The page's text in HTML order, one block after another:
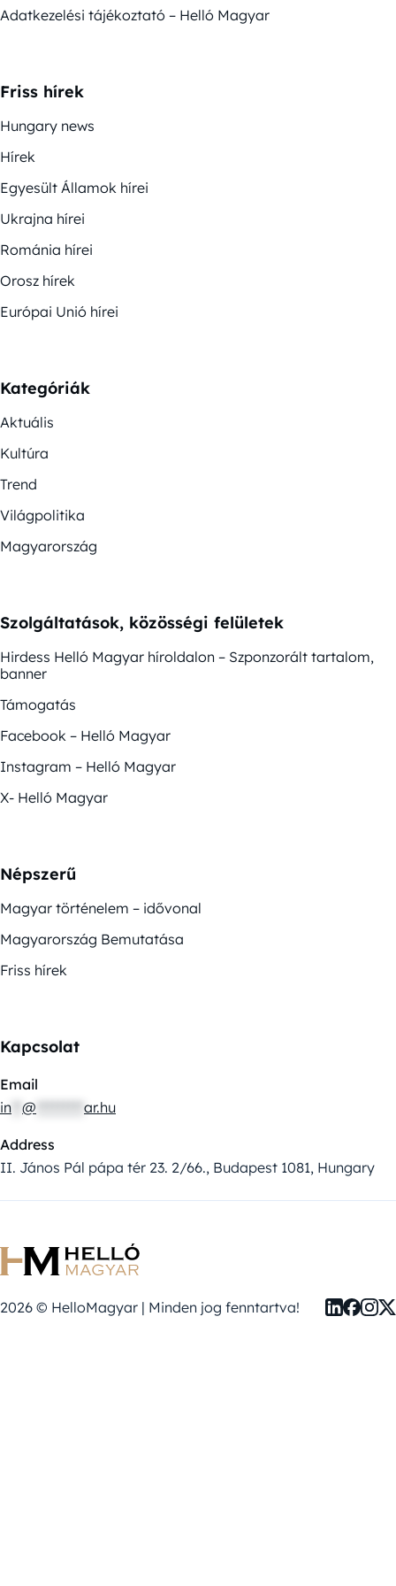
Adatkezelési tájékoztató – Helló Magyar
Friss hírek
Hungary news
Hírek
Egyesült Államok hírei
Ukrajna hírei
Románia hírei
Orosz hírek
Európai Unió hírei
Kategóriák
Aktuális
Kultúra
Trend
Világpolitika
Magyarország
Szolgáltatások, közösségi felületek
Hirdess Helló Magyar híroldalon – Szponzorált tartalom,
banner
Támogatás
Facebook – Helló Magyar
Instagram – Helló Magyar
X- Helló Magyar
Népszerű
Magyar történelem – idővonal
Magyarország Bemutatása
Friss hírek
Kapcsolat
Email
in @ ar.hu
Address
II. János Pál pápa tér 23. 2/66., Budapest 1081, Hungary
2026 © HelloMagyar | Minden jog fenntartva!